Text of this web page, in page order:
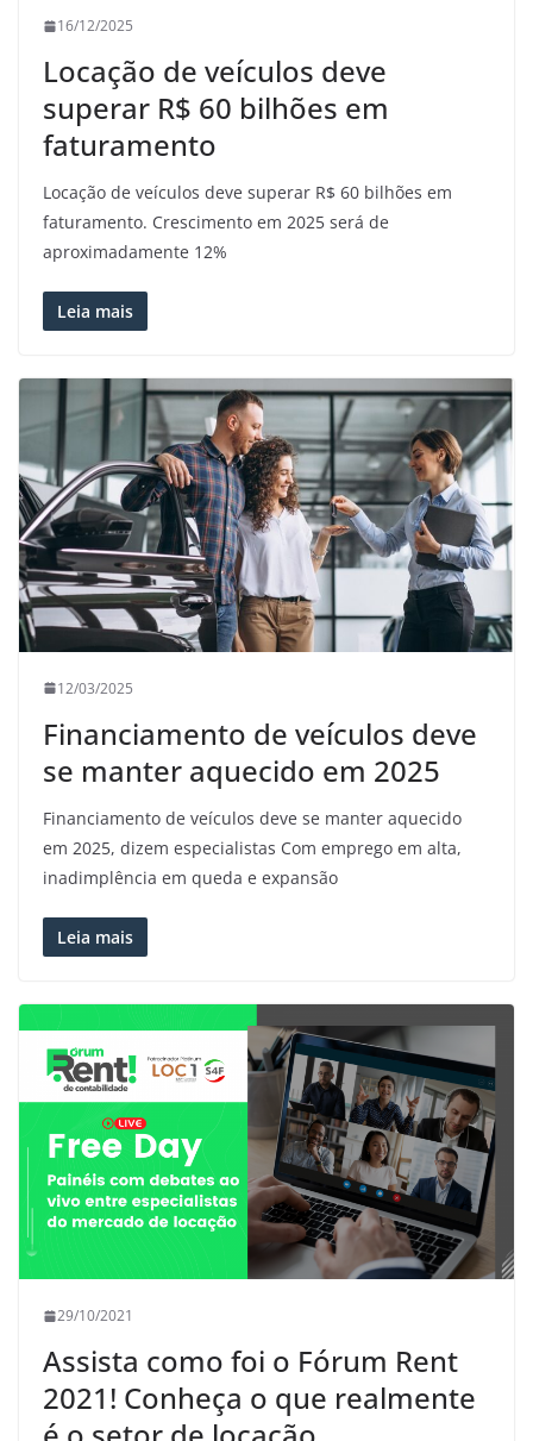
16/12/2025
Locação de veículos deve
superar R$ 60 bilhões em
faturamento
Locação de veículos deve superar R$ 60 bilhões em
faturamento. Crescimento em 2025 será de
aproximadamente 12%
Leia mais
12/03/2025
Financiamento de veículos deve
se manter aquecido em 2025
Financiamento de veículos deve se manter aquecido
em 2025, dizem especialistas Com emprego em alta,
inadimplência em queda e expansão
Leia mais
29/10/2021
Assista como foi o Fórum Rent
2021! Conheça o que realmente